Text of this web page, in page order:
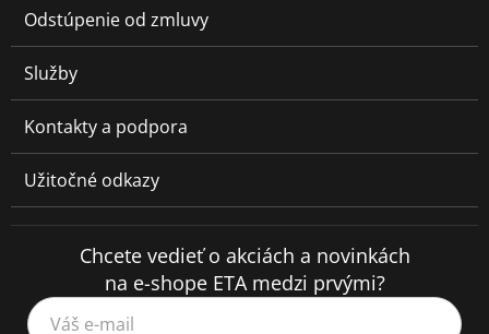
Odstúpenie od zmluvy
Služby
Kontakty a podpora
Užitočné odkazy
Chcete vedieť o akciách a novinkách
na e-shope ETA medzi prvými?
Váš e-mail